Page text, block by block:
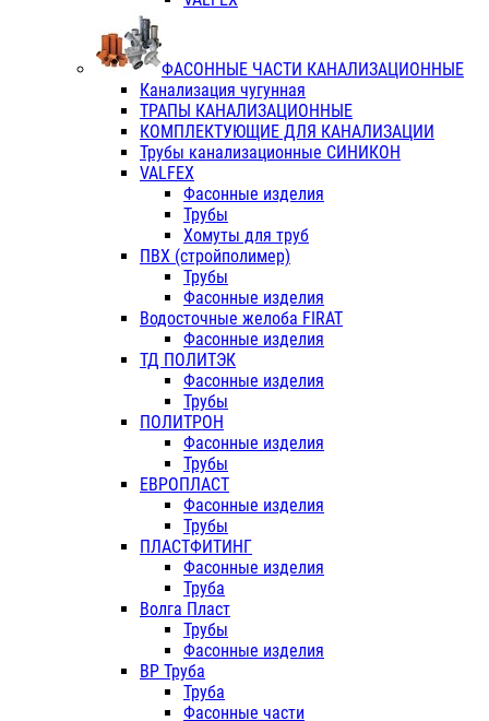
ФАСОННЫЕ ЧАСТИ КАНАЛИЗАЦИОННЫЕ
Канализация чугунная
ТРАПЫ КАНАЛИЗАЦИОННЫЕ
КОМПЛЕКТУЮЩИЕ ДЛЯ КАНАЛИЗАЦИИ
Трубы канализационные СИНИКОН
VALFEX
Фасонные изделия
Трубы
Хомуты для труб
ПВХ (стройполимер)
Трубы
Фасонные изделия
Водосточные желоба FIRAT
Фасонные изделия
ТД ПОЛИТЭК
Фасонные изделия
Трубы
ПОЛИТРОН
Фасонные изделия
Трубы
ЕВРОПЛАСТ
Фасонные изделия
Трубы
ПЛАСТФИТИНГ
Фасонные изделия
Труба
Волга Пласт
Трубы
Фасонные изделия
ВР Труба
Труба
Фасонные части